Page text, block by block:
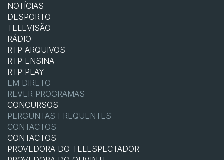
NOTÍCIAS
DESPORTO
TELEVISÃO
RÁDIO
RTP ARQUIVOS
RTP ENSINA
RTP PLAY
EM DIRETO
REVER PROGRAMAS
CONCURSOS
PERGUNTAS FREQUENTES
CONTACTOS
CONTACTOS
PROVEDORA DO TELESPECTADOR